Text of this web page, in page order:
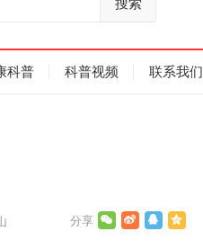
搜索
科普 科普视频 联系我们